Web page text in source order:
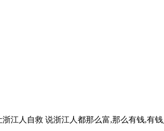
江人自救 说浙江人都那么富,那么有钱,有钱